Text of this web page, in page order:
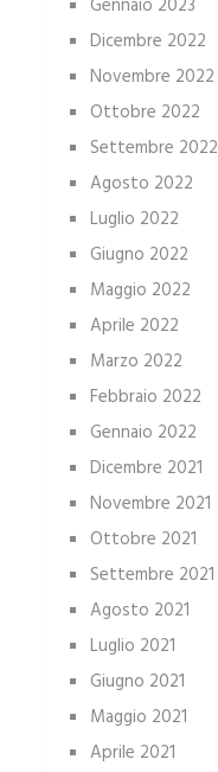
Gennaio 2023
Dicembre 2022
Novembre 2022
Ottobre 2022
Settembre 2022
Agosto 2022
Luglio 2022
Giugno 2022
Maggio 2022
Aprile 2022
Marzo 2022
Febbraio 2022
Gennaio 2022
Dicembre 2021
Novembre 2021
Ottobre 2021
Settembre 2021
Agosto 2021
Luglio 2021
Giugno 2021
Maggio 2021
Aprile 2021